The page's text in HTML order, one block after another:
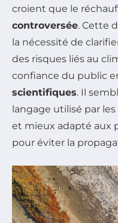
croient que le
controversée. Cette
la nécessité de
des risques liés au
confiance du public
scientifiques. Il
langage utilisé par
et mieux adapté aux
pour éviter la